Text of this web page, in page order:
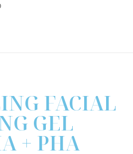
FACIAL
GEL
+ PHA